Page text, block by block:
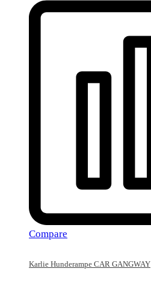
Compare
Karlie Hunderampe CAR GANGWAY